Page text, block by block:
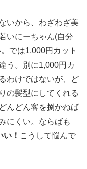
いから、わざわざ美
いにーちゃん(自分
では1,000円カット
う。別に1,000円カ
わけではないが、ど
の髪型にしてくれる
んどん客を捌かねば
にくい。ならばも
！ こうして悩んで